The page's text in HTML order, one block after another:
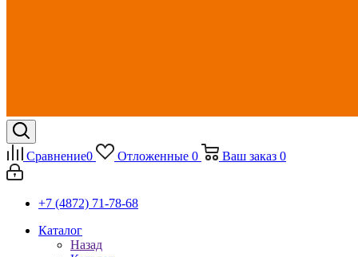
Сравнение0 Отложенные 0 Ваш заказ 0
+7 (4872) 71-78-68
Каталог
Назад